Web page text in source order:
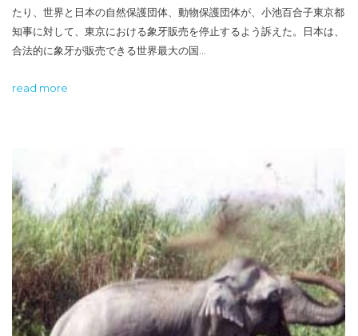
たり、世界と日本の自然保護団体、動物保護団体が、小池百合子東京都
知事に対して、東京における象牙販売を停止するよう訴えた。日本は、
合法的に象牙が販売できる世界最大の国…
read more